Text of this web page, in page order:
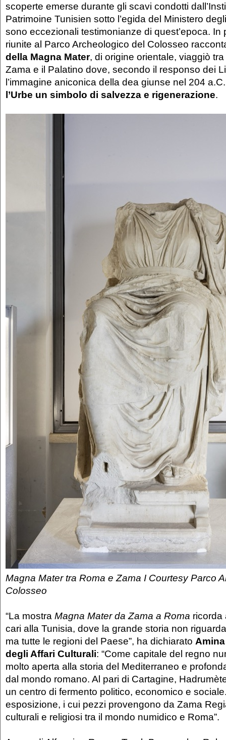
scoperte emerse durante gli scavi condotti
Patrimoine Tunisien sotto l’egida del Ministero
sono eccezionali testimonianze di quest’epoca. In
riunite al Parco Archeologico del Colosseo
della Magna Mater, di origine orientale, viaggiò
Zama e il Palatino dove, secondo il responso dei
l’immagine aniconica della dea giunse nel 204
l’Urbe un simbolo di salvezza e rigenerazione.
Magna Mater tra Roma e Zama I Courtesy Parco
Colosseo
“La mostra Magna Mater da Zama a Roma ricorda
cari alla Tunisia, dove la grande storia non
ma tutte le regioni del Paese”, ha dichiarato
degli Affari Culturali: “Come capitale del regno
molto aperta alla storia del Mediterraneo e
dal mondo romano. Al pari di Cartagine,
un centro di fermento politico, economico e
esposizione, i cui pezzi provengono da Zama
culturali e religiosi tra il mondo numidico e